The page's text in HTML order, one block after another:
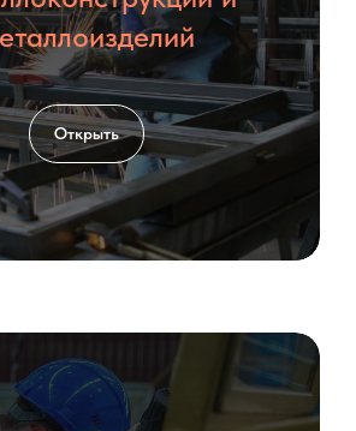
Открыть